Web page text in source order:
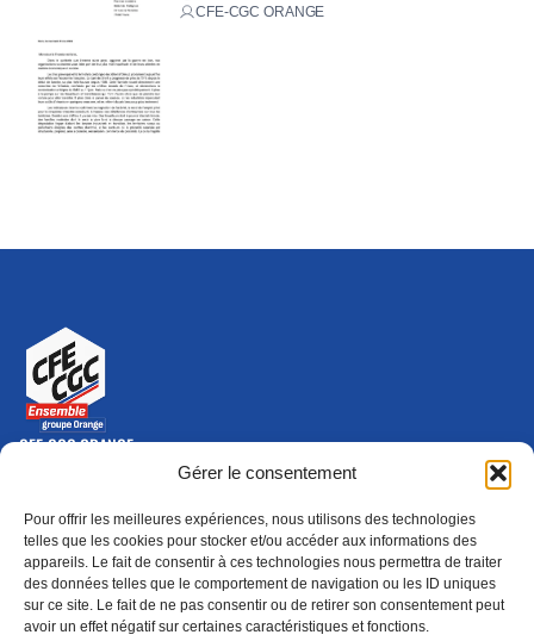
Gérer le consentement
Pour offrir les meilleures expériences, nous utilisons des technologies
telles que les cookies pour stocker et/ou accéder aux informations des
appareils. Le fait de consentir à ces technologies nous permettra de traiter
des données telles que le comportement de navigation ou les ID uniques
sur ce site. Le fait de ne pas consentir ou de retirer son consentement peut
avoir un effet négatif sur certaines caractéristiques et fonctions.
CFE-CGC ORANGE
CFE-CGC ORANGE
10-12 rue Saint Amand, 75015 Paris Cedex 15
Nous contacter
01 46 79 28 74
S'ABONNER(NOUVELLE FENÊTRE)
ADHÉRER